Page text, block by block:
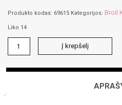
Produkto kodas: 69615 Kategorijos: Broil
Liko 14
kiekis:
šonkaulių
Į krepšelį